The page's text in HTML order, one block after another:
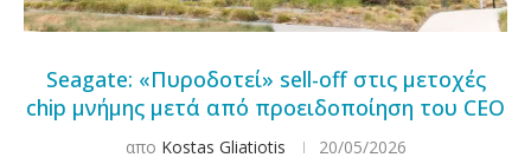
Seagate: «Πυροδοτεί» sell-off στις μετοχές
chip μνήμης μετά από προειδοποίηση του CEO
απο Kostas Gliatiotis 20/05/2026